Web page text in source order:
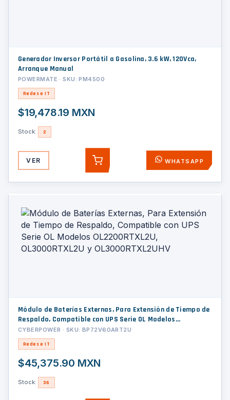
Generador Inversor Portátil a Gasolina, 3.6 kW, 120Vca,
Arranque Manual
POWERMATE · SKU: PM4500
Redes e IT
$19,478.19 MXN
Stock: 2
VER AGREGAR WHATSAPP
Módulo de Baterías Externas, Para Extensión de Tiempo de
Respaldo, Compatible con UPS Serie OL Modelos
OL2200RTXL2U, OL3000RTXL2U y OL3000RTXL2UHV
CYBERPOWER · SKU: BP72V60ART2U
Redes e IT
$45,375.90 MXN
Stock: 36